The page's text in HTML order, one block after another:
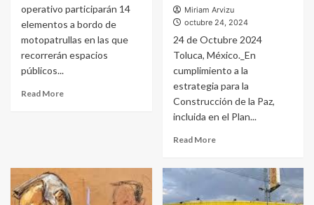
operativo participarán 14
elementos a bordo de
motopatrullas en las que
recorrerán espacios
públicos...
Read More
Miriam Arvizu
octubre 24, 2024
24 de Octubre 2024
Toluca, México._En
cumplimiento a la
estrategia para la
Construcción de la Paz,
incluida en el Plan...
Read More